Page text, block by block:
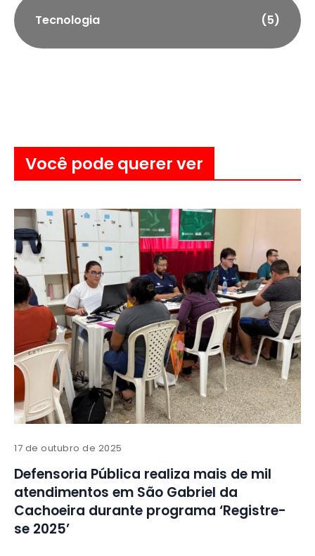
Tecnologia (5)
Você pode querer ver
17 de outubro de 2025
Defensoria Pública realiza mais de mil
atendimentos em São Gabriel da
Cachoeira durante programa ‘Registre-
se 2025’